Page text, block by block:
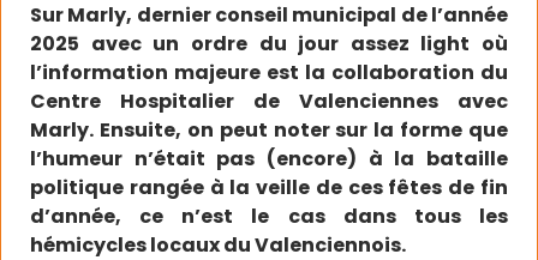
Sur Marly, dernier conseil municipal de l’année
2025 avec un ordre du jour assez light où
l’information majeure est la collaboration du
Centre Hospitalier de Valenciennes avec
Marly. Ensuite, on peut noter sur la forme que
l’humeur n’était pas (encore) à la bataille
politique rangée à la veille de ces fêtes de fin
d’année, ce n’est le cas dans tous les
hémicycles locaux du Valenciennois.